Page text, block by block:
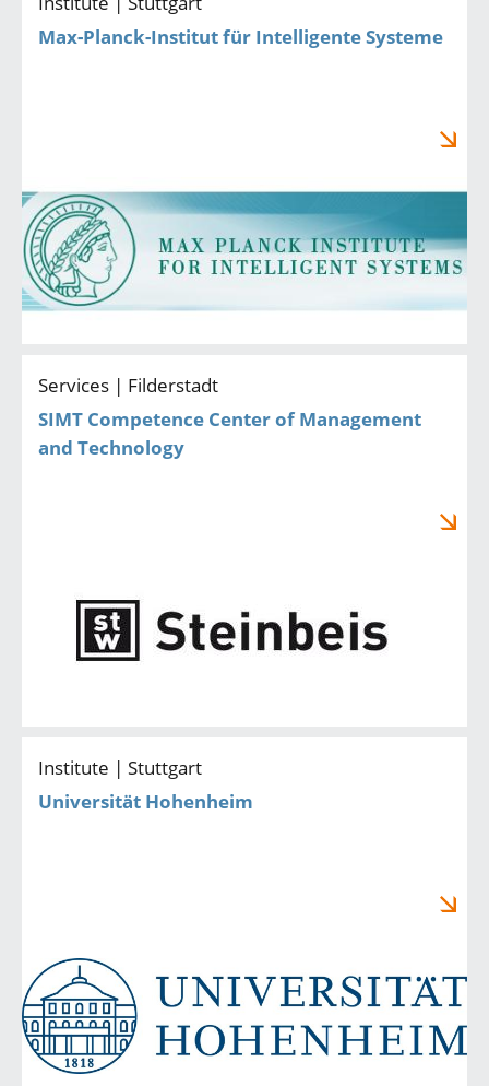
Max-Planck-Institut für Intelligente Systeme
Services | Filderstadt
SIMT Competence Center of Management
and Technology
Institute | Stuttgart
Universität Hohenheim